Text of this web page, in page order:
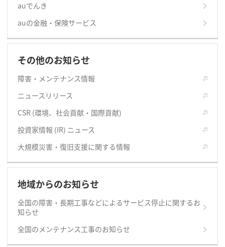
auでんき
auの金融・保険サービス
その他のお知らせ
障害・メンテナンス情報
ニュースリリース
CSR (環境、社会貢献・国際貢献)
投資家情報 (IR) ニュース
大規模災害・復旧支援に関する情報
地域からのお知らせ
全国の障害・長期工事などによるサービス停止に関するお
知らせ
全国のメンテナンス工事のお知らせ